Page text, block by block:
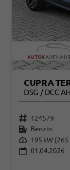
CUPRA
DSG / DCC
124579
Benzin
195 kW (265
01.04.2026